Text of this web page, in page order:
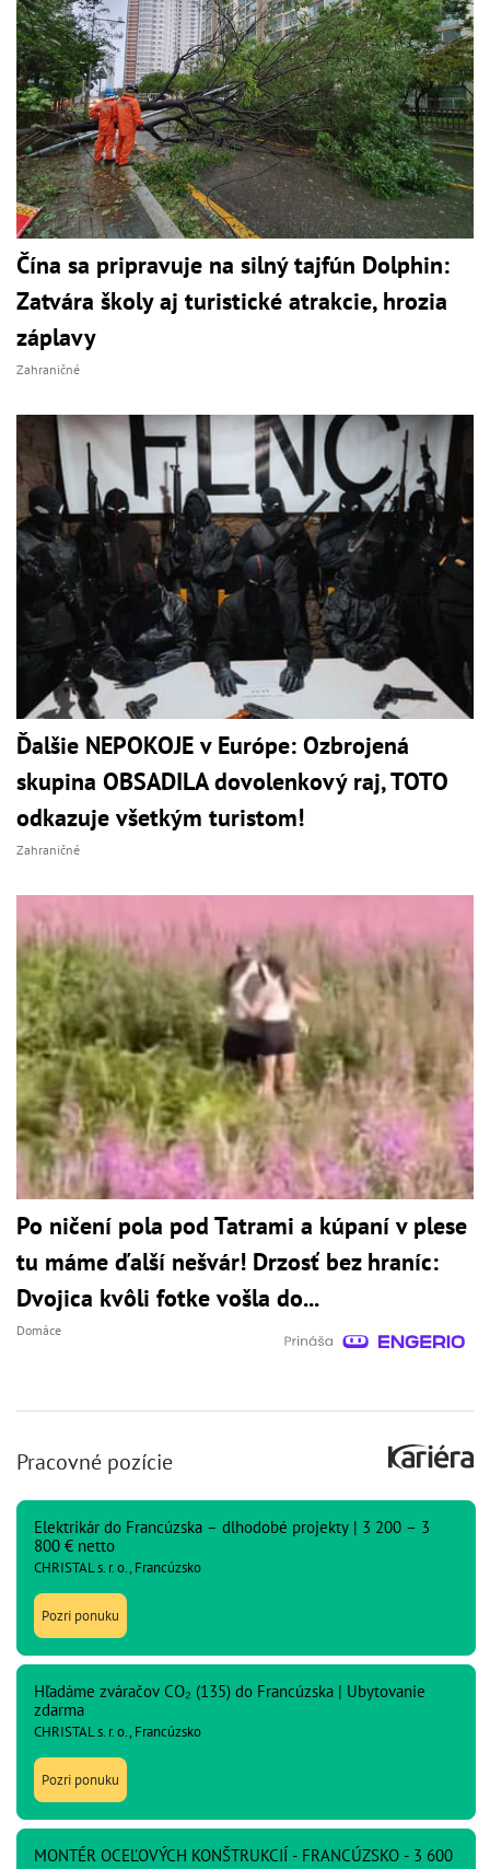
Čína sa pripravuje na silný tajfún Dolphin:
Zatvára školy aj turistické atrakcie, hrozia
záplavy
Zahraničné
Ďalšie NEPOKOJE v Európe: Ozbrojená
skupina OBSADILA dovolenkový raj, TOTO
odkazuje všetkým turistom!
Zahraničné
Po ničení pola pod Tatrami a kúpaní v plese
tu máme ďalší nešvár! Drzosť bez hraníc:
Dvojica kvôli fotke vošla do...
Domáce
Pracovné pozície
Elektrikár do Francúzska – dlhodobé projekty | 3 200 – 3
800 € netto
CHRISTAL s. r. o., Francúzsko
Pozri ponuku
Hľadáme zváračov CO₂ (135) do Francúzska | Ubytovanie
zdarma
CHRISTAL s. r. o., Francúzsko
Pozri ponuku
MONTÉR OCEĽOVÝCH KONŠTRUKCIÍ - FRANCÚZSKO - 3 600